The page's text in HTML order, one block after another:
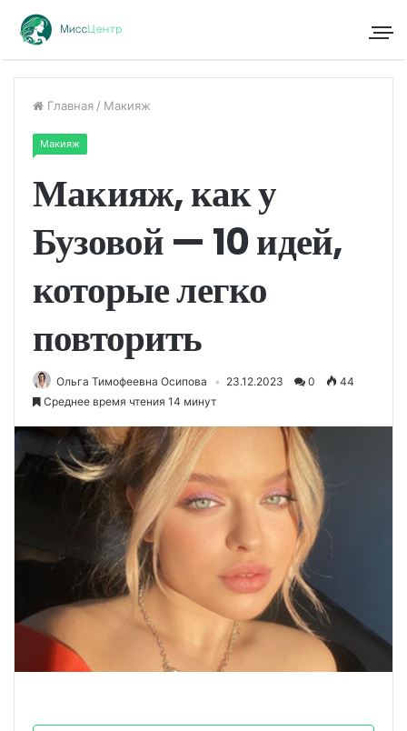
Главная / Макияж
Макияж
Макияж, как у
Бузовой — 10 идей,
которые легко
повторить
Ольга Тимофеевна Осипова 23.12.2023 0
44
Среднее время чтения 14 минут